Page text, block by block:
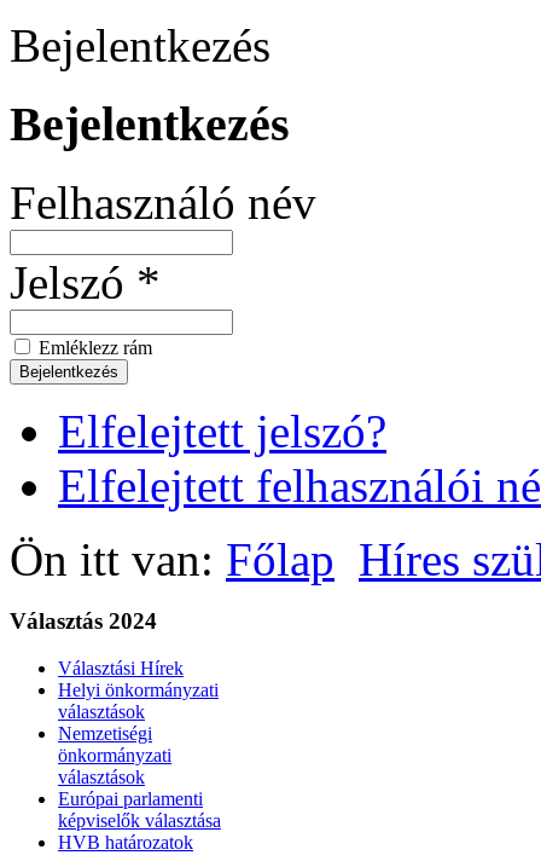
Bejelentkezés
Bejelentkezés
Felhasználó név
Jelszó *
Emléklezz rám
Elfelejtett jelszó?
Elfelejtett felhasználói
Ön itt van: Főlap Híres
Választás 2024
Választási Hírek
Helyi önkormányzati
választások
Nemzetiségi
önkormányzati
választások
Európai parlamenti
képviselők választása
HVB határozatok